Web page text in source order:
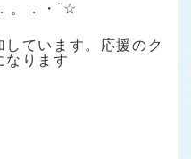
。．・¨☆
ています。応援のク
なります